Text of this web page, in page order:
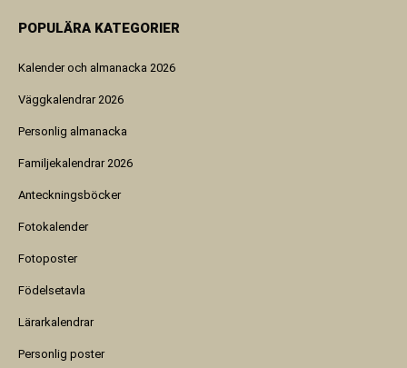
POPULÄRA KATEGORIER
Kalender och almanacka 2026
Väggkalendrar 2026
Personlig almanacka
Familjekalendrar 2026
Anteckningsböcker
Fotokalender
Fotoposter
Födelsetavla
Lärarkalendrar
Personlig poster